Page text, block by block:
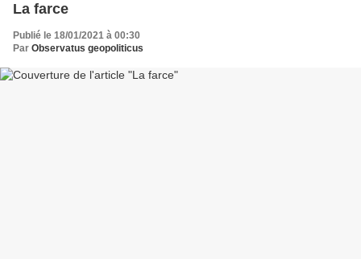
La farce
Publié le 18/01/2021 à 00:30
Par Observatus geopoliticus